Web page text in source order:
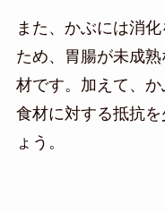
また、かぶには消
ため、胃腸が未成
材です。加えて、
食材に対する抵抗
ょう。